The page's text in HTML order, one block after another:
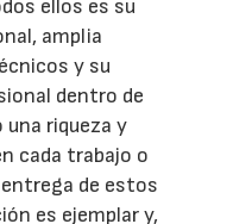
ellos es su
amplia
y su
dentro de
riqueza y
cada trabajo o
de estos
es ejemplar y,